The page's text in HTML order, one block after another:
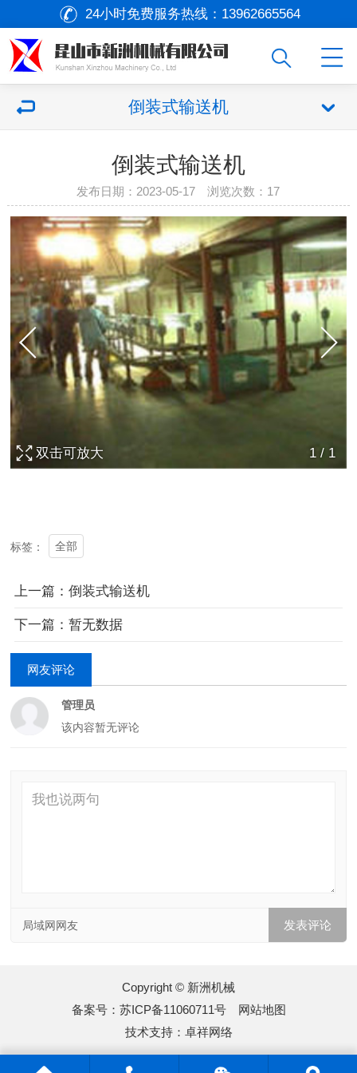
24小时免费服务热线： 13962665564
倒装式输送机
倒装式输送机
发布日期：2023-05-17 浏览次数： 17
1/ 1
双击可放大
标签： 全部
上一篇：倒装式输送机
下一篇：暂无数据
网友评论
管理员
该内容暂无评论
局域网网友
Copyright © 新洲机械
备案号： 苏ICP备11060711号
网站地图
技术支持： 卓祥网络